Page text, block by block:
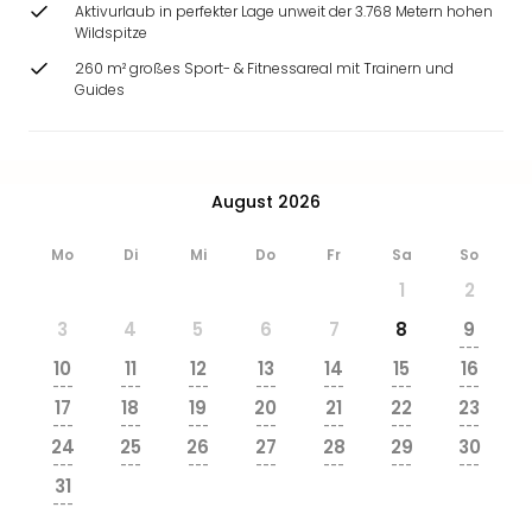
Aktivurlaub in perfekter Lage unweit der 3.768 Metern hohen
Wildspitze
260 m² großes Sport- & Fitnessareal mit Trainern und
Guides
August 2026
Mo Di Mi Do Fr Sa So
1
2
3
4 5 6 7 8 9
---
10
---
11
---
12
---
13
---
14
---
15
---
16
---
17
---
18
---
19
---
20
---
21
---
22
---
23
---
24
---
25
---
26
---
27
---
28
---
29
---
30
---
31
---